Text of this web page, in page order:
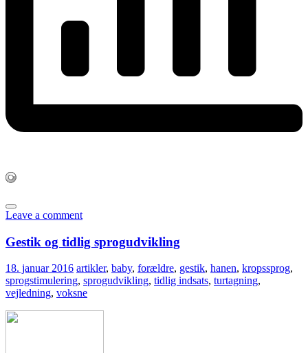
Leave a comment
Gestik og tidlig sprogudvikling
18. januar 2016 artikler, baby, forældre, gestik, hanen, kropssprog,
sprogstimulering, sprogudvikling, tidlig indsats, turtagning,
vejledning, voksne